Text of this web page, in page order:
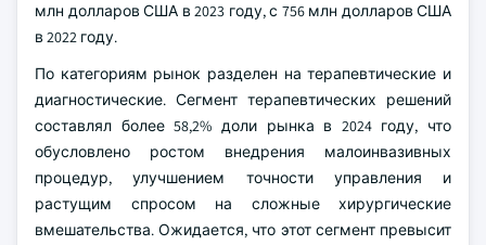
млн долларов США в 2023 году, с 756 млн долларов США
в 2022 году.
По категориям рынок разделен на терапевтические и
диагностические. Сегмент терапевтических решений
составлял более 58,2% доли рынка в 2024 году, что
обусловлено ростом внедрения малоинвазивных
процедур, улучшением точности управления и
растущим спросом на сложные хирургические
вмешательства. Ожидается, что этот сегмент превысит